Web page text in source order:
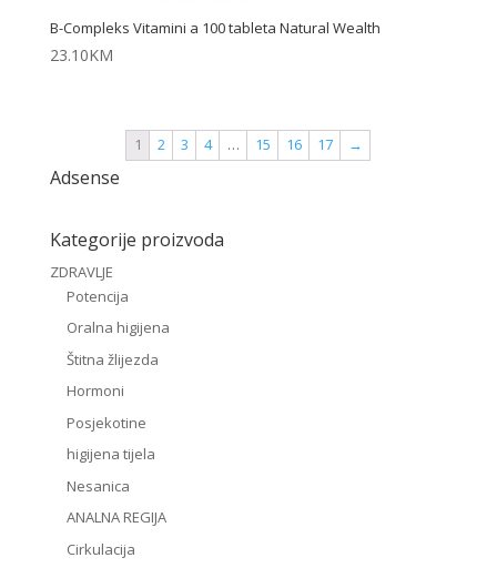
B-Compleks Vitamini a 100 tableta Natural Wealth
23.10KM
1 2 3 4 … 15 16 17 →
Adsense
Kategorije proizvoda
ZDRAVLJE
Potencija
Oralna higijena
Štitna žlijezda
Hormoni
Posjekotine
higijena tijela
Nesanica
ANALNA REGIJA
Cirkulacija